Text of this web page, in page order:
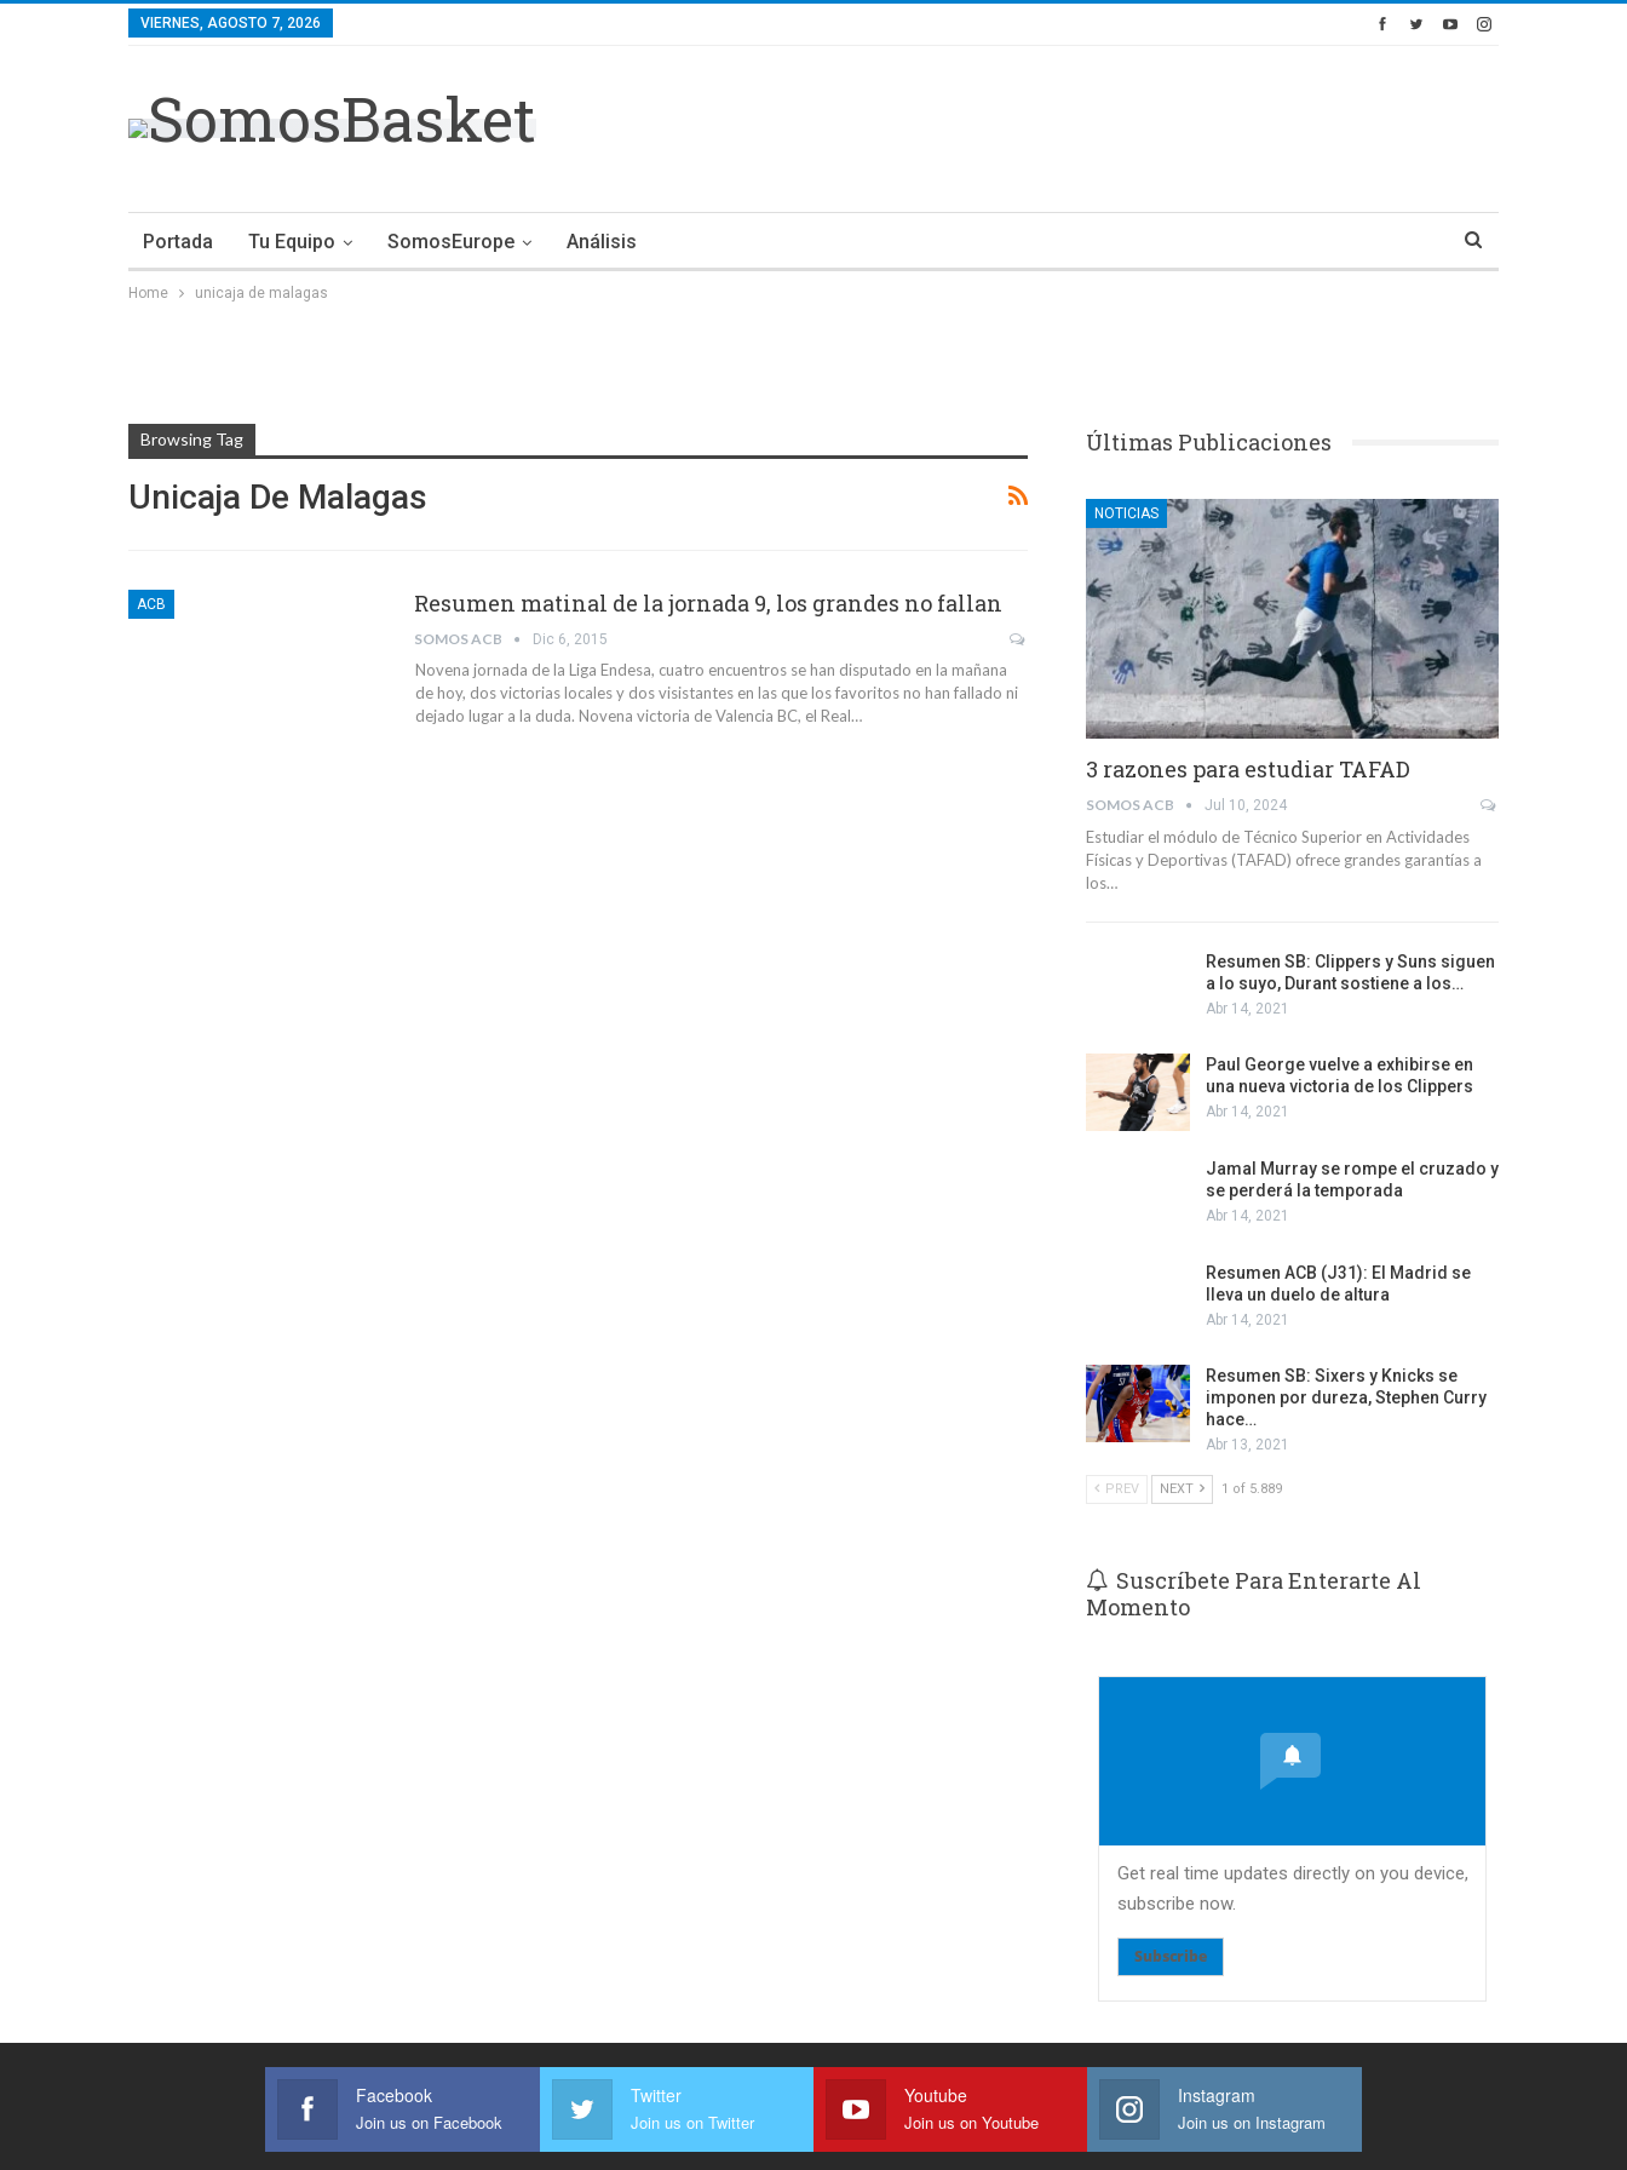
VIERNES, AGOSTO 7, 2026
Portada Tu Equipo SomosEurope Análisis
Home unicaja de malagas
Browsing Tag
Unicaja De Malagas
ACB Resumen matinal de la jornada 9, los grandes no fallan
SOMOS ACB Dic 6, 2015
Novena jornada de la Liga Endesa, cuatro encuentros se han disputado en la mañana
de hoy, dos victorias locales y dos visistantes en las que los favoritos no han fallado ni
dejado lugar a la duda. Novena victoria de Valencia BC, el Real…
Últimas Publicaciones
NOTICIAS
3 razones para estudiar TAFAD
SOMOS ACB Jul 10, 2024
Estudiar el módulo de Técnico Superior en Actividades
Físicas y Deportivas (TAFAD) ofrece grandes garantías a
los…
Resumen SB: Clippers y Suns siguen
a lo suyo, Durant sostiene a los…
Abr 14, 2021
Paul George vuelve a exhibirse en
una nueva victoria de los Clippers
Abr 14, 2021
Jamal Murray se rompe el cruzado y
se perderá la temporada
Abr 14, 2021
Resumen ACB (J31): El Madrid se
lleva un duelo de altura
Abr 14, 2021
Resumen SB: Sixers y Knicks se
imponen por dureza, Stephen Curry
hace…
Abr 13, 2021
PREV NEXT 1 of 5.889
Suscríbete Para Enterarte Al
Momento
Get real time updates directly on you device,
subscribe now.
Subscribe
Facebook
Join us on Facebook
Twitter
Join us on Twitter
Youtube
Join us on Youtube
Instagram
Join us on Instagram